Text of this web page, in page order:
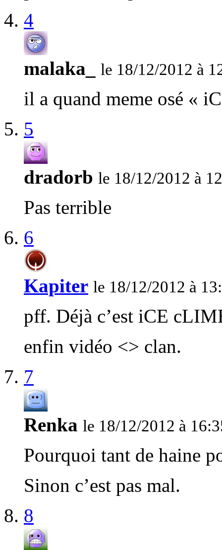
4
malaka_ le 18/12/2012 à
il a quand meme osé «
5
dradorb le 18/12/2012 à
Pas terrible
6
Kapiter le 18/12/2012 à
pff. Déjà c’est iCE
enfin vidéo <> clan.
7
Renka le 18/12/2012 à
Pourquoi tant de haine
Sinon c’est pas mal.
8